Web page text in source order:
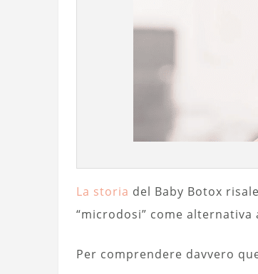
La storia del Baby Botox
“microdosi” come
Per comprendere davvero